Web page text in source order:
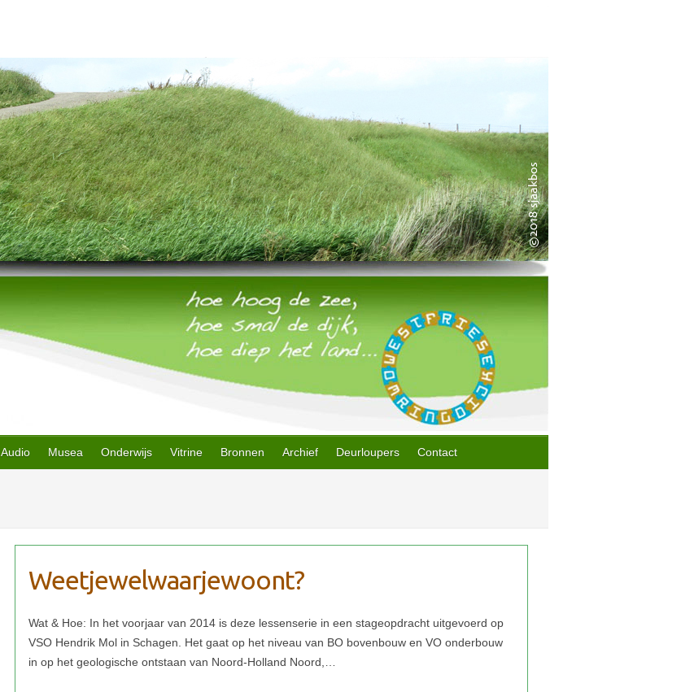
Audio Musea Onderwijs Vitrine Bronnen Archief Deurloupers Contact
Weetjewelwaarjewoont?